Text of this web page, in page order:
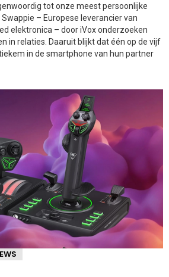
tot onze meest persoonlijke
– Europese leverancier van
elektronica – door iVox onderzoeken
in relaties. Daaruit blijkt dat één op de vijf
in de smartphone van hun partner